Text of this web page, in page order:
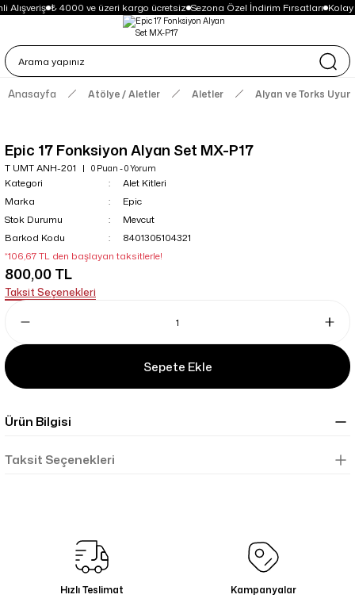
Alışveriş ₺ 4000 ve üzeri kargo ücretsiz Sezona Özel İndirim Fırsatları Kolay
Anasayfa Atölye / Aletler Aletler Alyan ve Torks
Epic 17 Fonksiyon Alyan Set MX-P17
T UMT ANH-201 0 Puan - 0 Yorum
Kategori
Alet Kitleri
Marka
Epic
Stok Durumu
Mevcut
Barkod Kodu
8401305104321
*106,67 TL den başlayan taksitlerle!
800,00 TL
Taksit Seçenekleri
Sepete Ekle
Ürün Bilgisi
Taksit Seçenekleri
Hızlı Teslimat Kampanyalar